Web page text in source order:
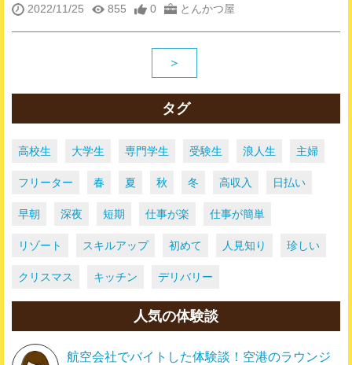
2022/11/25 855 0 とんかつ屋
＞
タグ
高校生 大学生 専門学生 受験生 浪人生 主婦
フリーター 春 夏 秋 冬 高収入 日払い
早朝 深夜 短期 仕事が楽 仕事が簡単
リゾート スキルアップ 初めて 人見知り 珍しい
クリスマス キッチン デリバリー
人気の体験談
航空会社でバイトした体験談！空港のラウンジ